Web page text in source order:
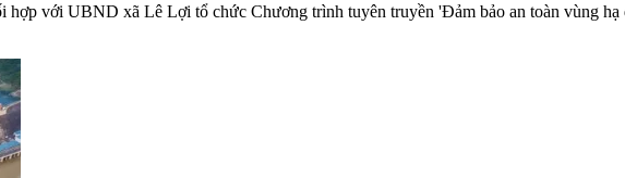
với UBND xã Lê Lợi tổ chức Chương trình tuyên truyền 'Đảm bảo an toàn vùng